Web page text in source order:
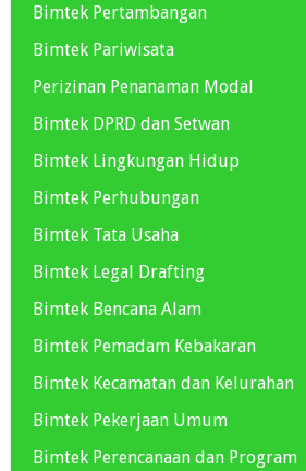
Bimtek Pertambangan
Bimtek Pariwisata
Perizinan Penanaman Modal
Bimtek DPRD dan Setwan
Bimtek Lingkungan Hidup
Bimtek Perhubungan
Bimtek Tata Usaha
Bimtek Legal Drafting
Bimtek Bencana Alam
Bimtek Pemadam Kebakaran
Bimtek Kecamatan dan Kelurahan
Bimtek Pekerjaan Umum
Bimtek Perencanaan dan Program